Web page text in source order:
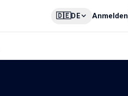
🇩🇪DE Anmelden